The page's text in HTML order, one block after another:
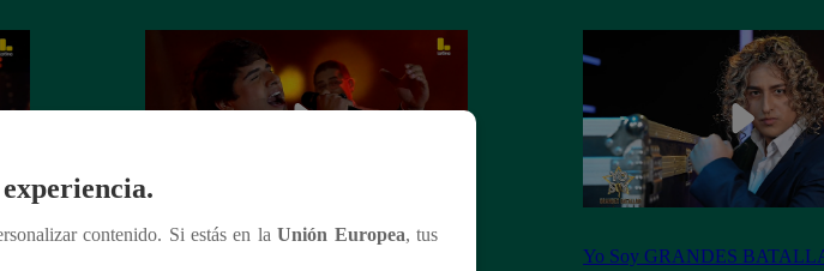
Yo Soy GRANDES
contenido. Si estás en laUnión Europea, tus